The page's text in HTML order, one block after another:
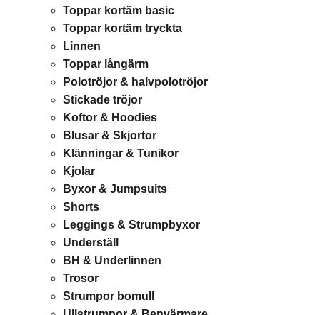
Toppar kortäm basic
Toppar kortäm tryckta
Linnen
Toppar långärm
Polotröjor & halvpolotröjor
Stickade tröjor
Koftor & Hoodies
Blusar & Skjortor
Klänningar & Tunikor
Kjolar
Byxor & Jumpsuits
Shorts
Leggings & Strumpbyxor
Underställ
BH & Underlinnen
Trosor
Strumpor bomull